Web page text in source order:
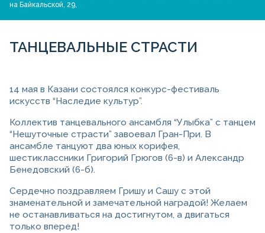
на Байкальской, 29,
ТАНЦЕВАЛЬНЫЕ СТРАСТИ
14 мая в Казани состоялся конкурс-фестиваль
искусств “Наследие культур”.
Коллектив танцевального ансамбля “Улыбка” с танцем
“Нешуточные страсти” завоевал Гран-При. В
ансамбле танцуют два юных корифея,
шестиклассники Григорий Грюгов (6-в) и Александр
Бенедовский (6-б).
Сердечно поздравляем Гришу и Сашу с этой
знаменательной и замечательной наградой! Желаем
не останавливаться на достигнутом, а двигаться
только вперед!